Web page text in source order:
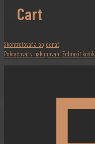
Cart
Skontrolovať a objednať
Pokračovať v nakupovaníZobraziť košík